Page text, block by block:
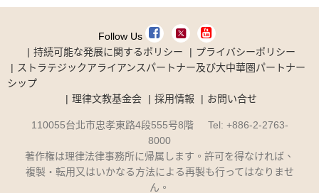
Follow Us
持続可能な発展に関するポリシー
プライバシーポリシー
ストラテジックアライアンスパートナー及び大中華圏パートナー
シップ
理律文教基金会
採用情報 お問い合せ
110055台北市忠孝東路4段555号8階 Tel: +886-2-2763-
8000
著作権は理律法律事務所に帰属します。許可を得なければ、
複製・転用又はいかなる方法による再製も行ってはなりませ
ん。